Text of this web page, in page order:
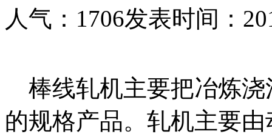
人气： 1706发表时间：
棒线轧机主要把冶炼浇
的规格产品。轧机主要